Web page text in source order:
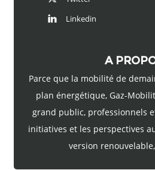
Linkedin
A
Parce que la mobilité de
plan énergétique, Gaz-
grand public, professionnels
initiatives et les perspectives
version